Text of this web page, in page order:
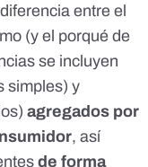
entre el
(y el porqué de
se incluyen
simples) y
agregados por
, así
de forma